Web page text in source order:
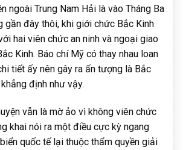
ngoài Trung Nam Hải là vào Tháng Ba
gần đây thôi, khi giới chức Bắc Kinh
hai viên chức an ninh và ngoại giao
Kinh. Báo chí Mỹ có thay nhau loan
tiết ấy nên gây ra ấn tượng là Bắc
định như vậy.
vẫn là mờ ảo vì không viên chức
khai nói ra một điều cực kỳ ngang
quốc tế lại thuộc thẩm quyền giải